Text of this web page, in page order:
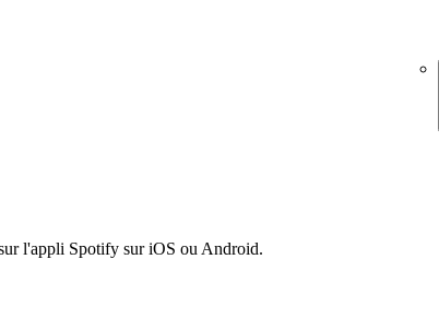
l'appli Spotify sur iOS ou Android.